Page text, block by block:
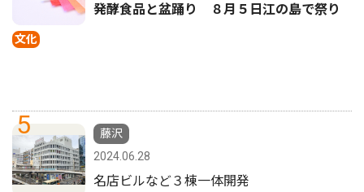
文化
発酵食品と盆踊り ８月５日江の島で祭り
5
藤沢
2024.06.28
名店ビルなど３棟一体開発